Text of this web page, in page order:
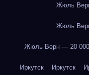
Жюль
Жюль
Жюль Верн — 20 000
Иркутск Иркутск